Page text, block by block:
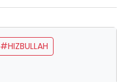
#HIZBULLAH